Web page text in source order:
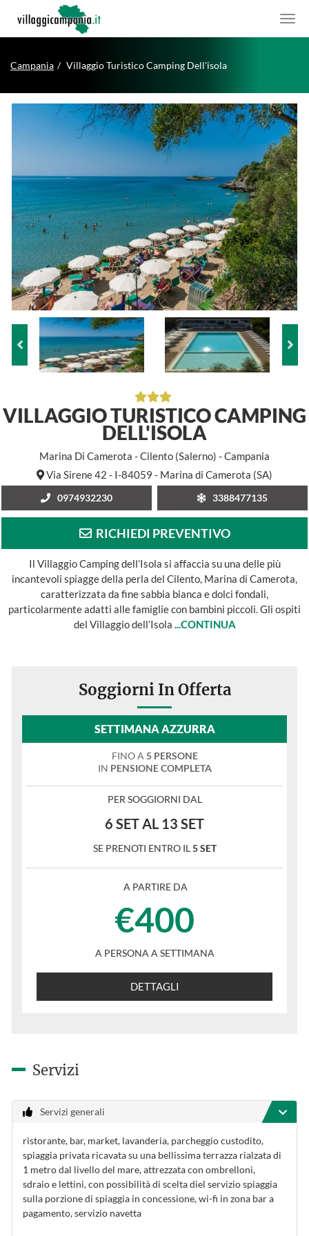
Campania Villaggio Turistico Camping Dell'isola
VILLAGGIO TURISTICO CAMPING
DELL'ISOLA
Marina Di Camerota - Cilento (Salerno) - Campania
Via Sirene 42 - I-84059 - Marina di Camerota (SA)
0974932230 3388477135
RICHIEDI PREVENTIVO
Il Villaggio Camping dell’Isola si affaccia su una delle più
incantevoli spiagge della perla del Cilento, Marina di Camerota,
caratterizzata da fine sabbia bianca e dolci fondali,
particolarmente adatti alle famiglie con bambini piccoli. Gli ospiti
del Villaggio dell’Isola ...CONTINUA
Soggiorni In Offerta
SETTIMANA AZZURRA
FINO A 5 PERSONE
IN PENSIONE COMPLETA
PER SOGGIORNI DAL
6 SET AL 13 SET
SE PRENOTI ENTRO IL5 SET
A PARTIRE DA
€400
A PERSONA A SETTIMANA
DETTAGLI
Servizi
Servizi generali
ristorante, bar, market, lavanderia, parcheggio custodito,
spiaggia privata ricavata su una bellissima terrazza rialzata di
1 metro dal livello del mare, attrezzata con ombrelloni,
sdraio e lettini, con possibilità di scelta diel servizio spiaggia
sulla porzione di spiaggia in concessione, wi-fi in zona bar a
pagamento, servizio navetta